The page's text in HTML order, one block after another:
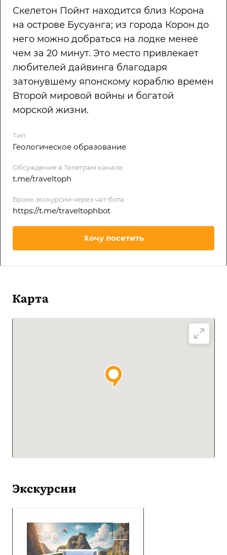
Скелетон Пойнт находится близ Корона
на острове Бусуанга; из города Корон до
него можно добраться на лодке менее
чем за 20 минут. Это место привлекает
любителей дайвинга благодаря
затонувшему японскому кораблю времен
Второй мировой войны и богатой
морской жизни.
Тип
Геологическое образование
Обсуждение в Телеграм канале
t.me/traveltoph
Бронь экскурсии через чат-бота
https://t.me/traveltophbot
Хочу посетить
Карта
Экскурсии